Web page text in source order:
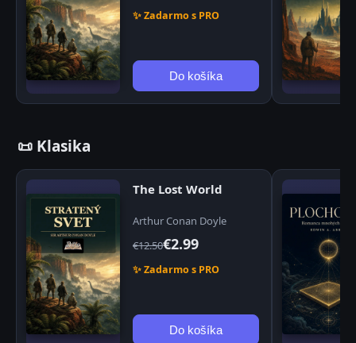
✨ Zadarmo s PRO
Do košíka
📜 Klasika
The Lost World
Arthur Conan Doyle
€12.50€2.99
✨ Zadarmo s PRO
Do košíka